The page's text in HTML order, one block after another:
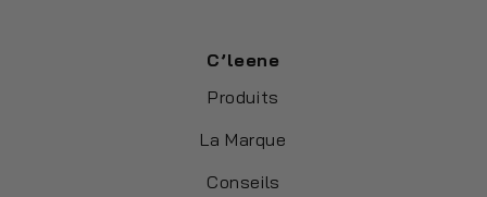
C’leene
Produits
La Marque
Conseils